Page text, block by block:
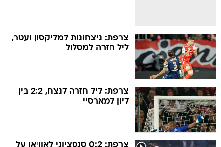
צרפת: ניצחונות למליקסון ועטר,
ליל חזרה למסלול
צרפת: ליל חזרה לנצח, 2:2 בין
ליון למארסיי
צרפת: 0:2 סנסציוני לאוויאן על